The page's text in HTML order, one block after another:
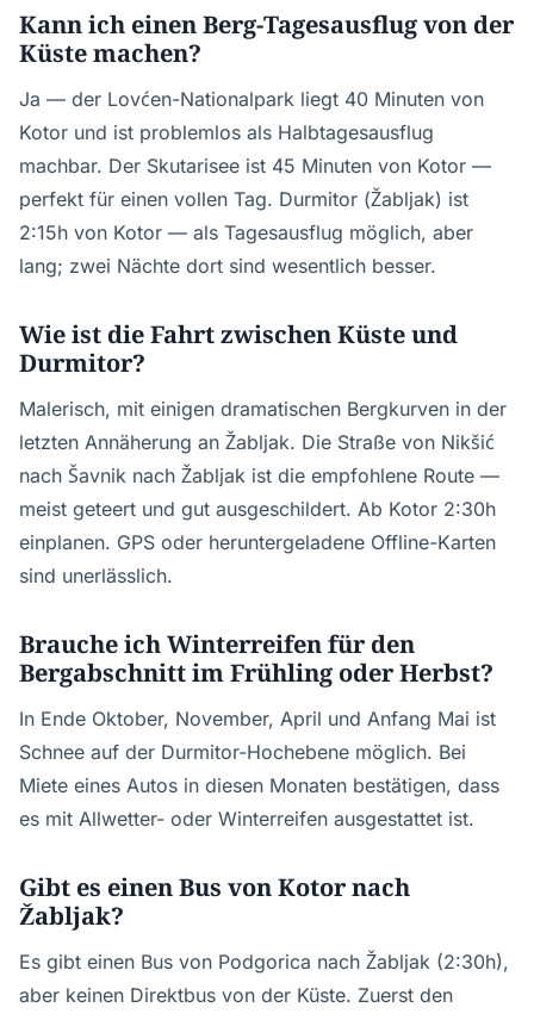
Kann ich einen Berg-Tagesausflug von der
Küste machen?
Ja — der Lovćen-Nationalpark liegt 40 Minuten von
Kotor und ist problemlos als Halbtagesausflug
machbar. Der Skutarisee ist 45 Minuten von Kotor —
perfekt für einen vollen Tag. Durmitor (Žabljak) ist
2:15h von Kotor — als Tagesausflug möglich, aber
lang; zwei Nächte dort sind wesentlich besser.
Wie ist die Fahrt zwischen Küste und
Durmitor?
Malerisch, mit einigen dramatischen Bergkurven in der
letzten Annäherung an Žabljak. Die Straße von Nikšić
nach Šavnik nach Žabljak ist die empfohlene Route —
meist geteert und gut ausgeschildert. Ab Kotor 2:30h
einplanen. GPS oder heruntergeladene Offline-Karten
sind unerlässlich.
Brauche ich Winterreifen für den
Bergabschnitt im Frühling oder Herbst?
In Ende Oktober, November, April und Anfang Mai ist
Schnee auf der Durmitor-Hochebene möglich. Bei
Miete eines Autos in diesen Monaten bestätigen, dass
es mit Allwetter- oder Winterreifen ausgestattet ist.
Gibt es einen Bus von Kotor nach
Žabljak?
Es gibt einen Bus von Podgorica nach Žabljak (2:30h),
aber keinen Direktbus von der Küste. Zuerst den